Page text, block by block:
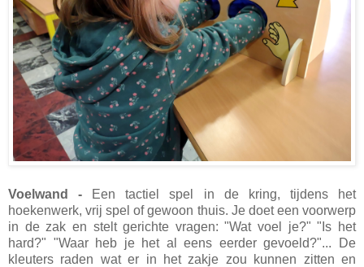
Voelwand -
Een tactiel spel in de kring, tijdens het
hoekenwerk, vrij spel of gewoon thuis. Je doet een voorwerp
in de zak en stelt gerichte vragen: "Wat voel je?" "Is het
hard?" "Waar heb je het al eens eerder gevoeld?"... De
kleuters raden wat er in het zakje zou kunnen zitten en